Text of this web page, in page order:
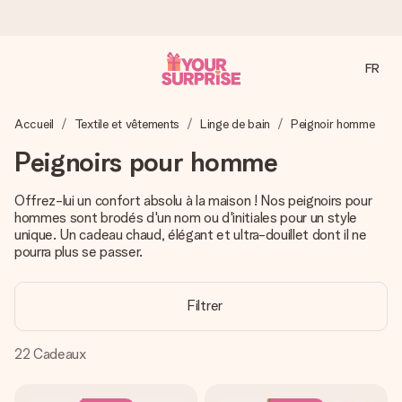
Nous préparons votre cadeau avec attention et l’envoyons
quand cela compte le plus.
4,8 (sur la base de +15 000 avis)
une note de 4,8 sur Google Reviews (total de tous les
pays où nous sommes présents).
FR
Accueil Textile et vêtements Linge de bain Peignoir homme
Peignoirs pour homme
Offrez-lui un confort absolu à la maison ! Nos peignoirs pour
hommes sont brodés d'un nom ou d'initiales pour un style
unique. Un cadeau chaud, élégant et ultra-douillet dont il ne
pourra plus se passer.
Filtrer
22 Cadeaux